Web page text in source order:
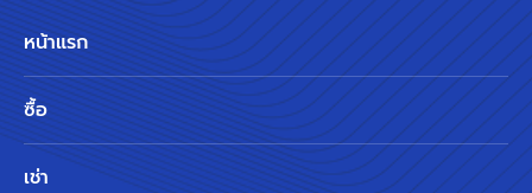
หน้าแรก
ซื้อ
เช่า